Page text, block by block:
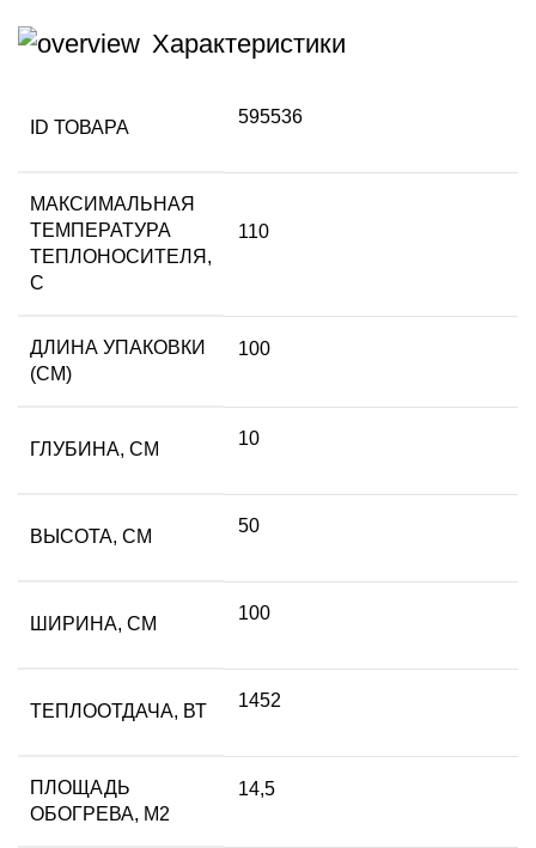
Характеристики
ID ТОВАРА
595536
МАКСИМАЛЬНАЯ
ТЕМПЕРАТУРА
ТЕПЛОНОСИТЕЛЯ,
С
110
ДЛИНА УПАКОВКИ
(СМ)
100
ГЛУБИНА, СМ
10
ВЫСОТА, СМ
50
ШИРИНА, СМ
100
ТЕПЛООТДАЧА, ВТ
1452
ПЛОЩАДЬ
ОБОГРЕВА, М2
14,5